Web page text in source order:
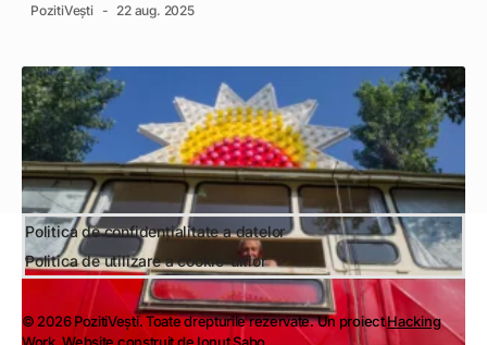
PozitiVești 22 aug. 2025
Politica de confidențialitate a datelor
Politica de utilizare a cookie-urilor
© 2026 PozitiVești. Toate drepturile rezervate. Un proiectHacking
Work. Website construit de Ionuț Sabo